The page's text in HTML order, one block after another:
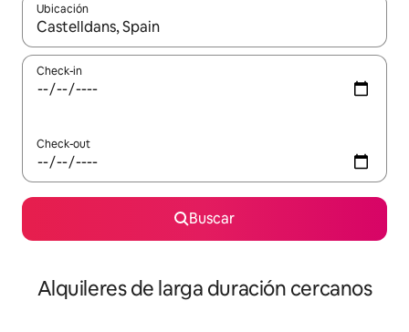
Ubicación
Cuando los resultados estén disponibles, navegá con las
Check-in
Check-out
Buscar
Alquileres de larga duración cercanos